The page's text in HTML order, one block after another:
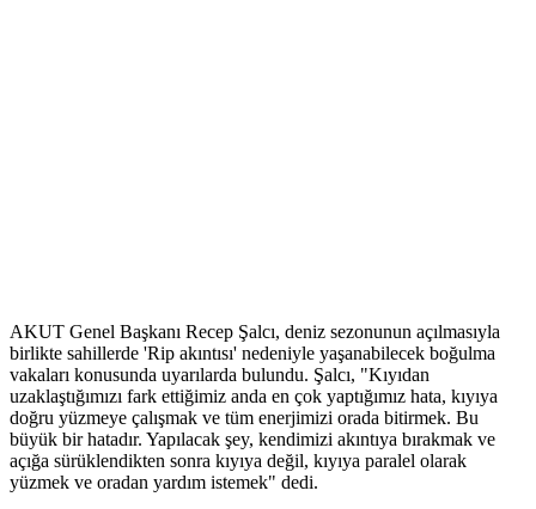
AKUT Genel Başkanı Recep Şalcı, deniz sezonunun açılmasıyla
birlikte sahillerde 'Rip akıntısı' nedeniyle yaşanabilecek boğulma
vakaları konusunda uyarılarda bulundu. Şalcı, "Kıyıdan
uzaklaştığımızı fark ettiğimiz anda en çok yaptığımız hata, kıyıya
doğru yüzmeye çalışmak ve tüm enerjimizi orada bitirmek. Bu
büyük bir hatadır. Yapılacak şey, kendimizi akıntıya bırakmak ve
açığa sürüklendikten sonra kıyıya değil, kıyıya paralel olarak
yüzmek ve oradan yardım istemek" dedi.